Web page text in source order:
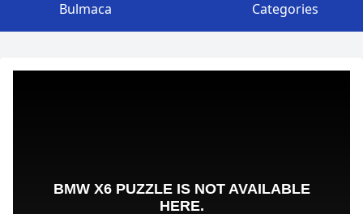
Bulmaca
Categories